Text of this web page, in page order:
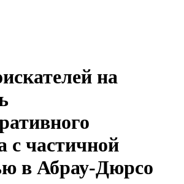
на
с частичной
в Абрау-Дюрсо